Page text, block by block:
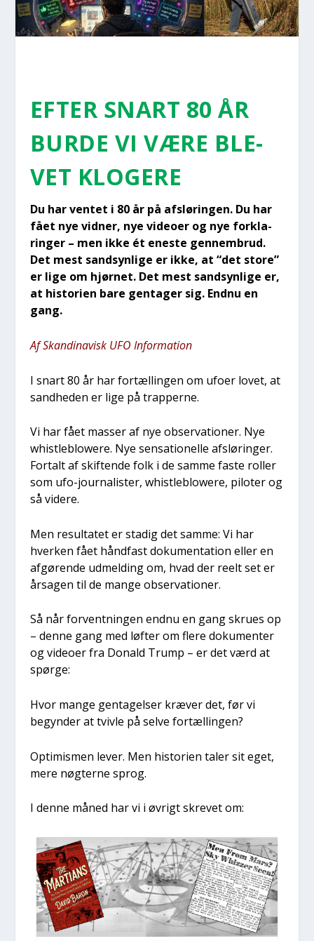
EFTER SNART 80 ÅR
BUR­DE VI VÆRE BLE­
VET KLO­GE­RE
Du har ven­tet i 80 år på afslø­rin­gen. Du har
fået nye vid­ner, nye video­er og nye for­kla­
rin­ger – men ikke ét ene­ste gen­nem­brud.
Det mest sand­syn­li­ge er ikke, at “det sto­re”
er lige om hjør­net. Det mest sand­syn­li­ge er,
at histo­ri­en bare gen­ta­ger sig. End­nu en
gang.
Af Skan­di­na­visk UFO Infor­ma­tion
I snart 80 år har for­tæl­lin­gen om ufo­er lovet, at
sand­he­den er lige på trap­per­ne.
Vi har fået mas­ser af nye obser­va­tio­ner. Nye
whi­st­le­blowe­re. Nye sen­sa­tio­nel­le afslø­rin­ger.
For­talt af skif­ten­de folk i de sam­me faste rol­ler
som ufo-jour­na­li­ster, whi­st­le­blowe­re, pilo­ter og
så vide­re.
Men resul­ta­tet er sta­dig det sam­me: Vi har
hver­ken fået hånd­fast doku­men­ta­tion eller en
afgø­ren­de udmel­ding om, hvad der reelt set er
årsa­gen til de man­ge obser­va­tio­ner.
Så når for­vent­nin­gen end­nu en gang skru­es op
– den­ne gang med løf­ter om fle­re doku­men­ter
og video­er fra Donald Trump – er det værd at
spør­ge:
Hvor man­ge gen­ta­gel­ser kræ­ver det, før vi
begyn­der at tviv­le på sel­ve for­tæl­lin­gen?
Opti­mis­men lever. Men histo­ri­en taler sit eget,
mere nøg­ter­ne sprog.
I den­ne måned har vi i øvrigt skre­vet om: